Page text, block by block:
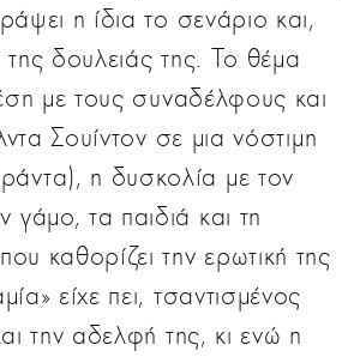
η ίδια το σενάριο και,
δουλειάς της. Το θέμα
με τους συναδέλφους και
Σουίντον σε μια νόστιμη
η δυσκολία με τον
τα παιδιά και τη
καθορίζει την ερωτική της
είχε πει, τσαντισμένος
την αδελφή της, κι ενώ η